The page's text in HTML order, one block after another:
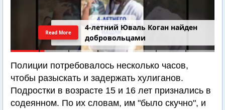
4-летний Юваль Коган найден
добровольцами
Read More
Полиции потребовалось несколько часов,
чтобы разыскать и задержать хулиганов.
Подростки в возрасте 15 и 16 лет признались в
содеянном. По их словам, им "было скучно", и